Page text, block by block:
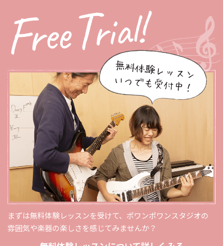
まずは無料体験レッスンを受けて、ポワンポワンスタジオの
雰囲気や楽器の楽しさを感じてみませんか？